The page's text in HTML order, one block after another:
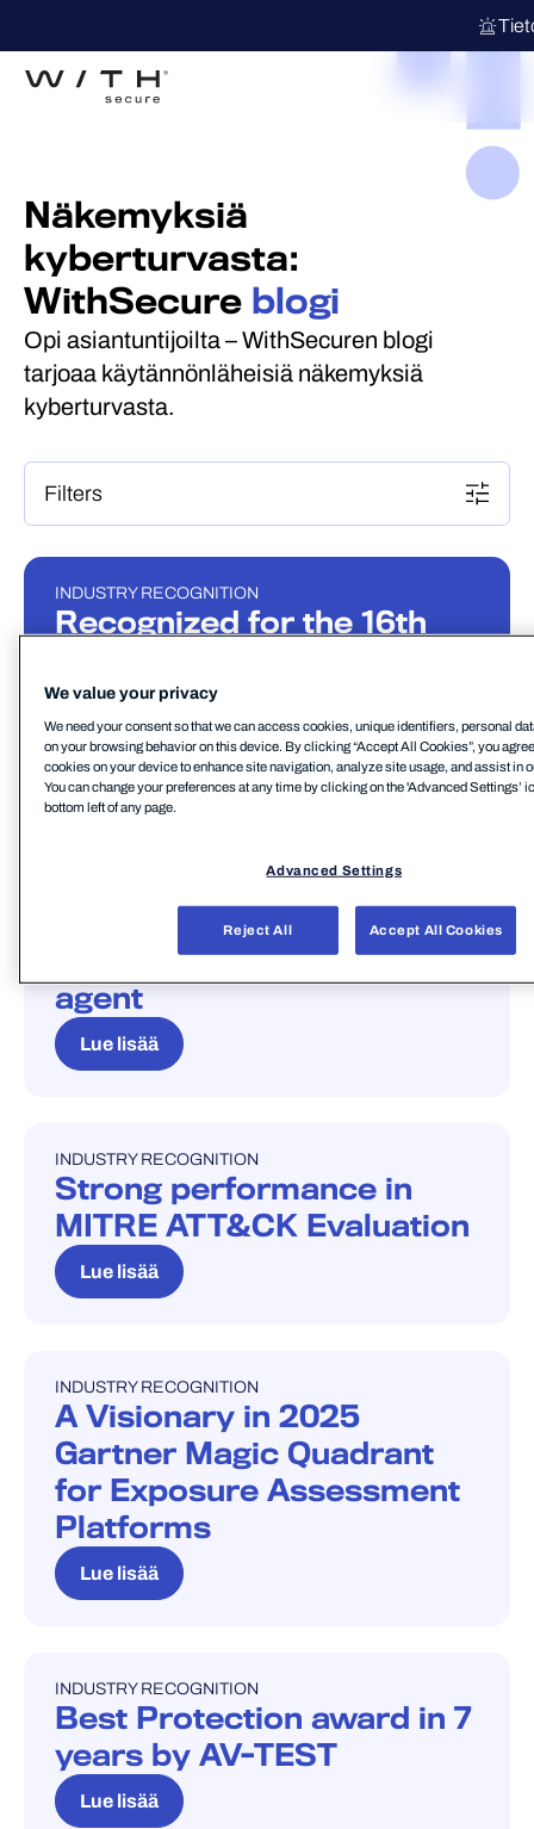
Näkemyksiä
kyberturvasta:
WithSecure blogi
Opi asiantuntijoilta – WithSecuren blogi
tarjoaa käytännönläheisiä näkemyksiä
kyberturvasta.
Filters
INDUSTRY RECOGNITION
INDUSTRY RECOGNITION
Recognized for the 16th
Magic Quadrant for
Endpoint Protection
Lue lisää
AI Excellence Award for
WithSecure’s intelligent
agent
Lue lisää
INDUSTRY RECOGNITION
INDUSTRY RECOGNITION
Strong performance in
MITRE ATT&CK Evaluation
Lue lisää
INDUSTRY RECOGNITION
INDUSTRY RECOGNITION
A Visionary in 2025
Gartner Magic Quadrant
for Exposure Assessment
Platforms
Lue lisää
INDUSTRY RECOGNITION
INDUSTRY RECOGNITION
Best Protection award in 7
years by AV-TEST
Lue lisää
We value your privacy
We need your consent so that we can access cookies, unique identifiers, personal
on your browsing behavior on this device. By clicking “Accept All Cookies”, you
cookies on your device to enhance site navigation, analyze site usage, and assist in
You can change your preferences at any time by clicking on the 'Advanced Settings’
bottom left of any page.
Advanced Settings
Reject All Accept All Cookies